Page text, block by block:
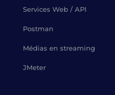
Services Web / API
Postman
Médias en streaming
JMeter